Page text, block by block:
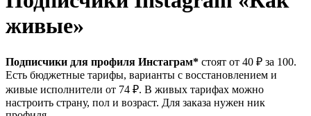
живые»
Подписчики для профиля Инстаграм* стоят от 40 ₽ за 100.
Есть бюджетные тарифы, варианты с восстановлением и
живые исполнители от 74 ₽. В живых тарифах можно
настроить страну, пол и возраст. Для заказа нужен ник